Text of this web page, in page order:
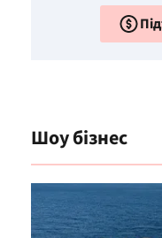
Шоу бізнес